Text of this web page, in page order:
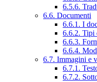
6.5.6.
6.6. Documenti
6.6.1. I
6.6.2. Tipi
6.6.3.
6.6.4.
6.7. Immagini e
6.7.1.
6.7.2.